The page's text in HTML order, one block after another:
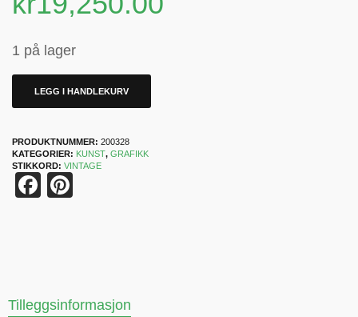
1 på lager
LEGG I HANDLEKURV
PRODUKTNUMMER: 200328
KATEGORIER: KUNST, GRAFIKK
STIKKORD: VINTAGE
Facebook
Tilleggsinformasjon